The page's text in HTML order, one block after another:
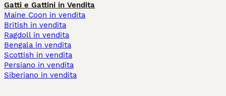
Gatti e Gattini in Vendita
Maine Coon in vendita
British in vendita
Ragdoll in vendita
Bengala in vendita
Scottish in vendita
Persiano in vendita
Siberiano in vendita